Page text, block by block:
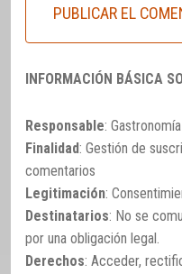
INFORMACIÓN BÁSICA
Responsable:
Finalidad: Gestión de
comentarios
Legitimación:
Destinatarios: No se
por una obligación legal.
Derechos: Acceder,